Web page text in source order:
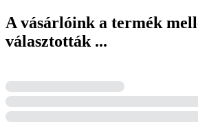
A vásárlóink a termék
választották ...